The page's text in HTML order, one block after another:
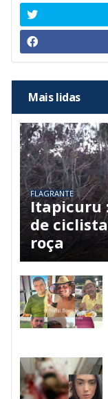
Mais lidas
FLAGRANTE
Itapicuru
de
roça